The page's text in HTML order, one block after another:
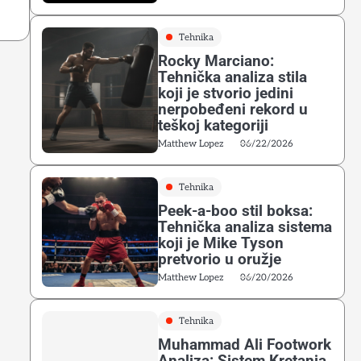
Tehnika
Rocky Marciano:
Tehnička analiza stila
koji je stvorio jedini
nerpobeđeni rekord u
teškoj kategoriji
Matthew Lopez 06/22/2026
Tehnika
Peek-a-boo stil boksa:
Tehnička analiza sistema
koji je Mike Tyson
pretvorio u oružje
Matthew Lopez 06/20/2026
Tehnika
Muhammad Ali Footwork